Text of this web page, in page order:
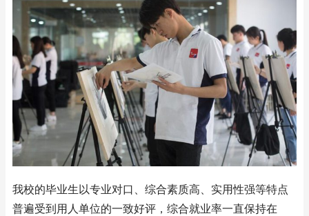
我校的毕业生以专业对口、综合素质高、实用性强等特点
普遍受到用人单位的一致好评，综合就业率一直保持在